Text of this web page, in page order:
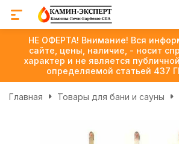
НЕ ОФЕРТА! Внимание! Вся
сайте, цены, наличие, - носит
характер и не является
определяемой статьей 437
Главная Товары для бани и сауны